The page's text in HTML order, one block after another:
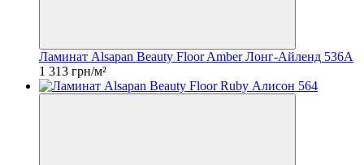
Ламинат Alsapan Beauty Floor Amber Лонг-Айленд 536A
1 313 грн/м²